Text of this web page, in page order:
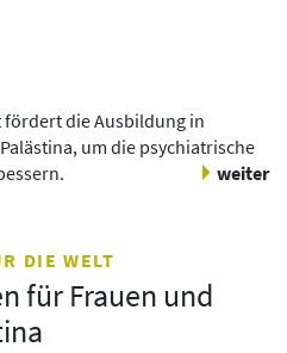
fördert die Ausbildung in
um die psychiatrische
weiter
DIE WELT
für Frauen und